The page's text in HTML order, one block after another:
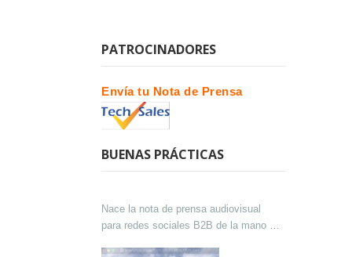
PATROCINADORES
Envía tu Nota de Prensa
BUENAS PRÁCTICAS
Nace la nota de prensa audiovisual
para redes sociales B2B de la mano de